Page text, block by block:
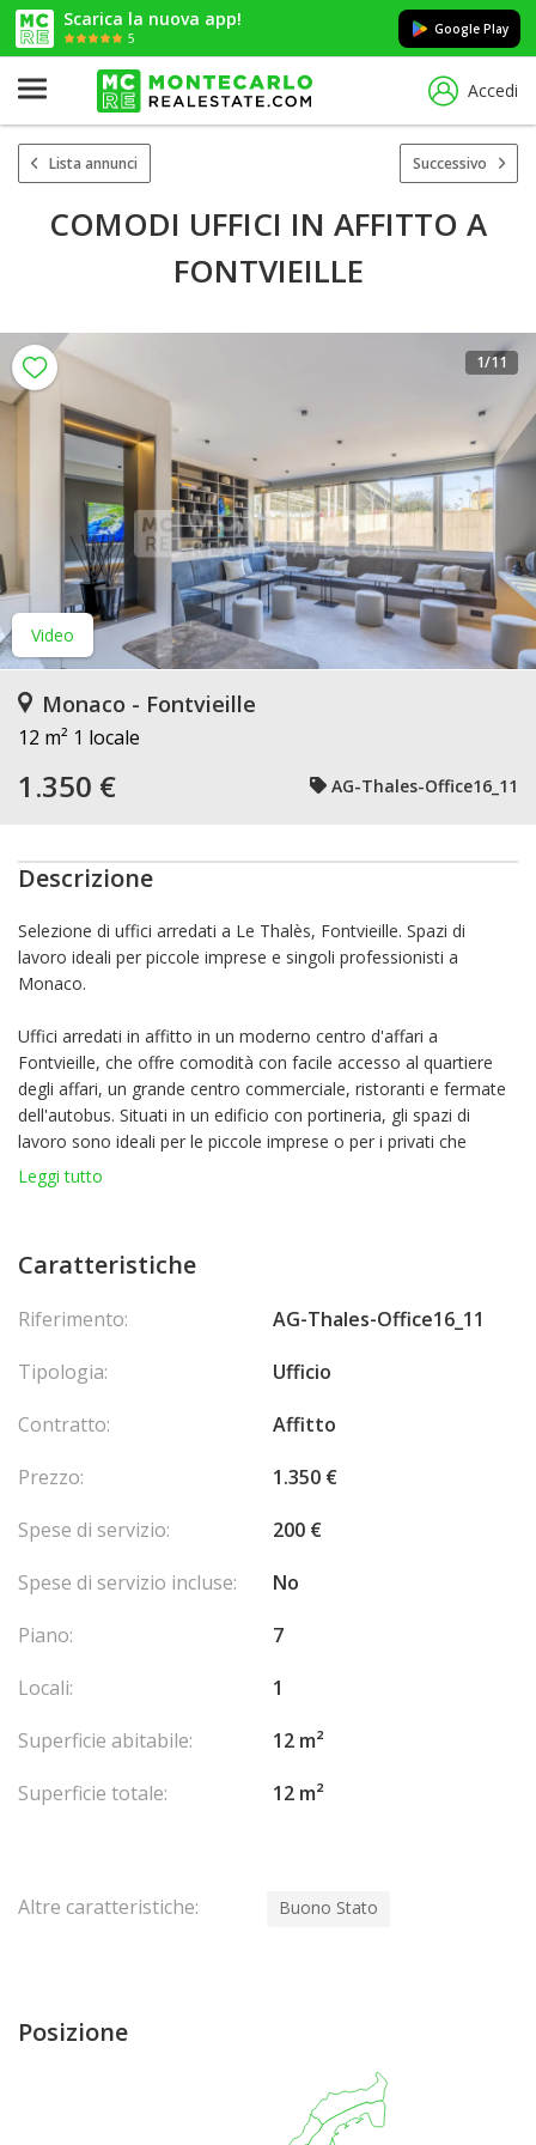
Scarica la nuova app!
5
Google Play
Accedi
Lista annunci Successivo
COMODI UFFICI IN AFFITTO A
FONTVIEILLE
Video
1/11
Monaco - Fontvieille
12 m² 1 locale
1.350 € AG-Thales-Office16_11
Descrizione
Selezione di uffici arredati a Le Thalès, Fontvieille. Spazi di
lavoro ideali per piccole imprese e singoli professionisti a
Monaco.
Uffici arredati in affitto in un moderno centro d'affari a
Fontvieille, che offre comodità con facile accesso al quartiere
degli affari, un grande centro commerciale, ristoranti e fermate
dell'autobus. Situati in un edificio con portineria, gli spazi di
lavoro sono ideali per le piccole imprese o per i privati che
cercano un indirizzo nel Principato.
IVA 20% in più. L'ufficio non ha una finestra.
Leggi tutto
Caratteristiche
Riferimento:
AG-Thales-Office16_11
Tipologia:
Ufficio
Contratto:
Affitto
Prezzo:
1.350 €
Spese di servizio:
200 €
Spese di servizio incluse:
No
Piano:
7
Locali:
1
Superficie abitabile:
12 m²
Superficie totale:
12 m²
Altre caratteristiche: Buono Stato
Posizione